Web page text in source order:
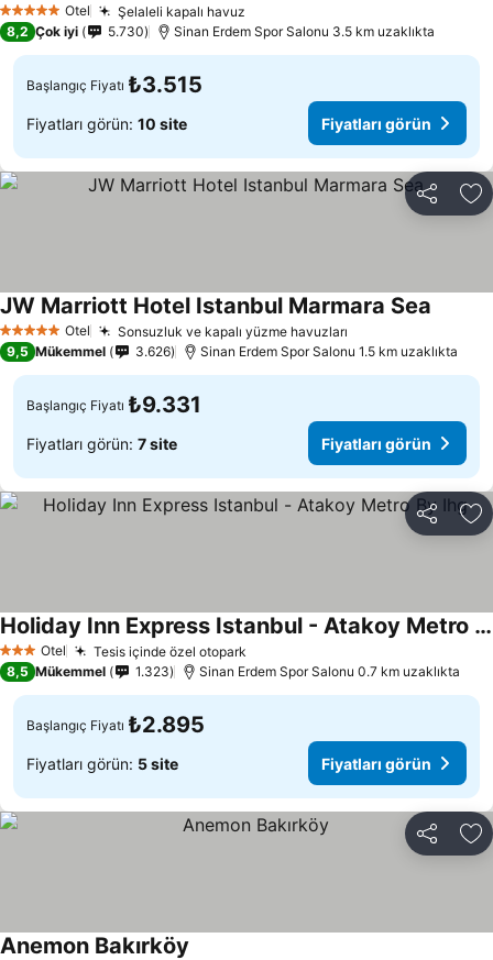
5 Yıldız Otel Şelaleli kapalı havuz
Fiyatları görün
8,2 Çok iyi 5.730 Sinan Erdem Spor Salonu 3.5 km uzaklıkta
Başlangıç Fiyatı ₺3.515
Fiyatları görün: 10 site Fiyatları görün
Paylaş
5 Yıldız Otel Sonsuzluk ve kapalı yüzme havuzları
JW Marriott Hotel Istanbul Marmara Sea
9,5 Mükemmel 3.626 Sinan Erdem Spor Salonu 1.5 km uzaklıkta
Başlangıç Fiyatı ₺9.331
Fiyatları görün: 7 site Fiyatları görün
Paylaş
3 YıldızOtel Tesis içinde özel otopark
Holiday Inn Express Istanbul - Atakoy Metro By Ihg
Fiyatları görün
8,5 Mükemmel 1.323 Sinan Erdem Spor Salonu 0.7 km uzaklıkta
Başlangıç Fiyatı ₺2.895
Fiyatları görün: 5 site Fiyatları görün
Paylaş
Anemon Bakırköy